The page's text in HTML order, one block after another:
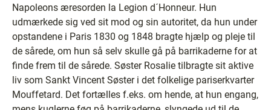
Napoleons æresorden la Legion d´Honneur. Hun
udmærkede sig ved sit mod og sin autoritet, da hun under
opstandene i Paris 1830 og 1848 bragte hjælp og pleje til
de sårede, om hun så selv skulle gå på barrikaderne for at
finde frem til de sårede. Søster Rosalie tilbragte sit aktive
liv som Sankt Vincent Søster i det folkelige pariserkvarter
Mouffetard. Det fortælles f.eks. om hende, at hun engang,